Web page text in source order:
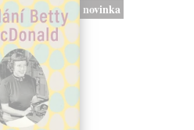
novinka